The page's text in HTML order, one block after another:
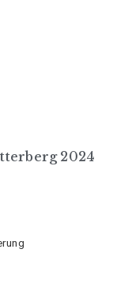
2024